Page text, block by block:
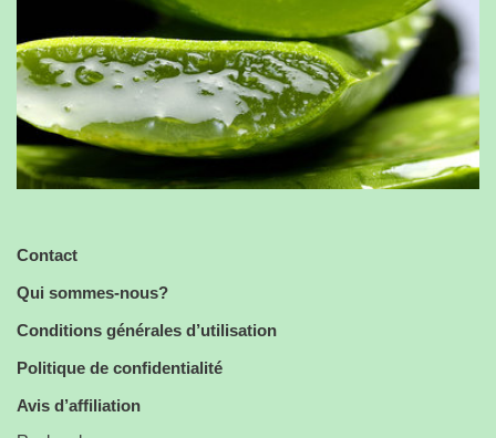
Contact
Qui sommes-nous?
Conditions générales d’utilisation
Politique de confidentialité
Avis d’affiliation